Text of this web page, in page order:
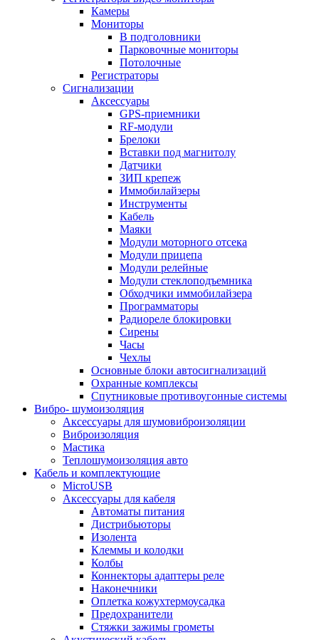
Камеры
Мониторы
В подголовники
Парковочные мониторы
Потолочные
Регистраторы
Сигнализации
Аксессуары
GPS-приемники
RF-модули
Брелоки
Вставки под магнитолу
Датчики
ЗИП крепеж
Иммобилайзеры
Инструменты
Кабель
Маяки
Модули моторного отсека
Модули прицепа
Модули релейные
Модули стеклоподъемника
Обходчики иммобилайзера
Программаторы
Радиореле блокировки
Сирены
Часы
Чехлы
Основные блоки автосигнализаций
Охранные комплексы
Спутниковые противоугонные системы
Вибро- шумоизоляция
Аксессуары для шумовиброизоляции
Виброизоляция
Мастика
Теплошумоизоляция авто
Кабель и комплектующие
MicroUSB
Аксессуары для кабеля
Автоматы питания
Дистрибьюторы
Изолента
Клеммы и колодки
Колбы
Коннекторы адаптеры реле
Наконечники
Оплетка кожухтермоусадка
Предохранители
Стяжки зажимы грометы